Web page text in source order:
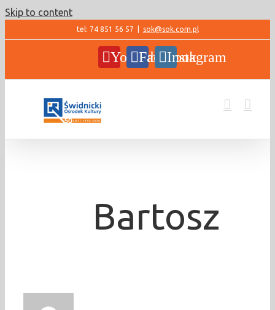
Skip to content
tel: 74 851 56 57 sok@sok.com.pl
YouTubeFacebookInstagram
Bartosz